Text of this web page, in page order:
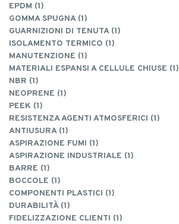
EPDM (1)
GOMMA SPUGNA (1)
GUARNIZIONI DI TENUTA (1)
ISOLAMENTO TERMICO (1)
MANUTENZIONE (1)
MATERIALI ESPANSI A CELLULE CHIUSE (1)
NBR (1)
NEOPRENE (1)
PEEK (1)
RESISTENZA AGENTI ATMOSFERICI (1)
ANTIUSURA (1)
ASPIRAZIONE FUMI (1)
ASPIRAZIONE INDUSTRIALE (1)
BARRE (1)
BOCCOLE (1)
COMPONENTI PLASTICI (1)
DURABILITÀ (1)
FIDELIZZAZIONE CLIENTI (1)